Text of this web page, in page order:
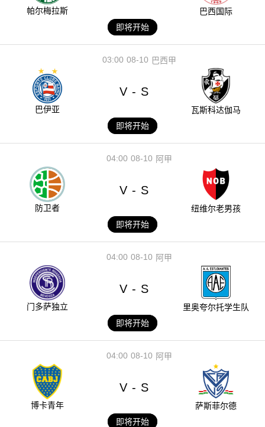
帕尔梅拉斯
巴西国际
即将开始
08-10
03:00 巴西甲
巴伊亚
V - S
瓦斯科达伽马
即将开始
08-10
04:00 阿甲
防卫者
V - S
纽维尔老男孩
即将开始
08-10
04:00 阿甲
门多萨独立
V - S
里奥夸尔托学生队
即将开始
08-10
04:00 阿甲
博卡青年
V - S
萨斯菲尔德
即将开始